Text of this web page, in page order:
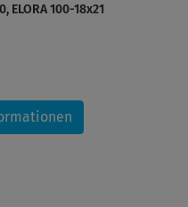
ELORA 100-18x21